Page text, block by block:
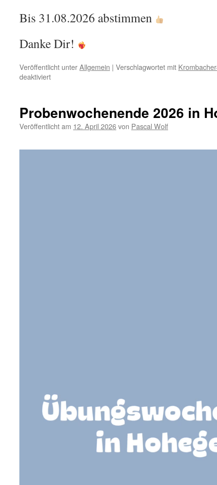
Bis 31.08.2026 abstimmen
Danke Dir!
Veröffentlicht unterAllgemein | Verschlagwortet mit
deaktiviertfür
bei
Krombacher-
Probenwochenende 2026 in
Veröffentlicht am 12. April 2026von Pascal Wolf